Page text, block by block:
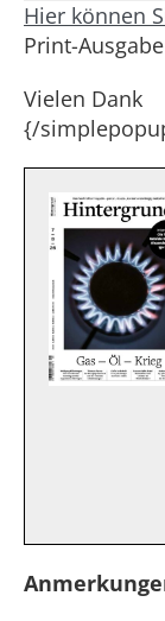
Hier können
Print-
Vielen Dank
{/